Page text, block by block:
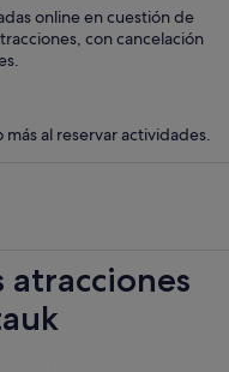
online en cuestión de
con cancelación
al reservar actividades.
atracciones